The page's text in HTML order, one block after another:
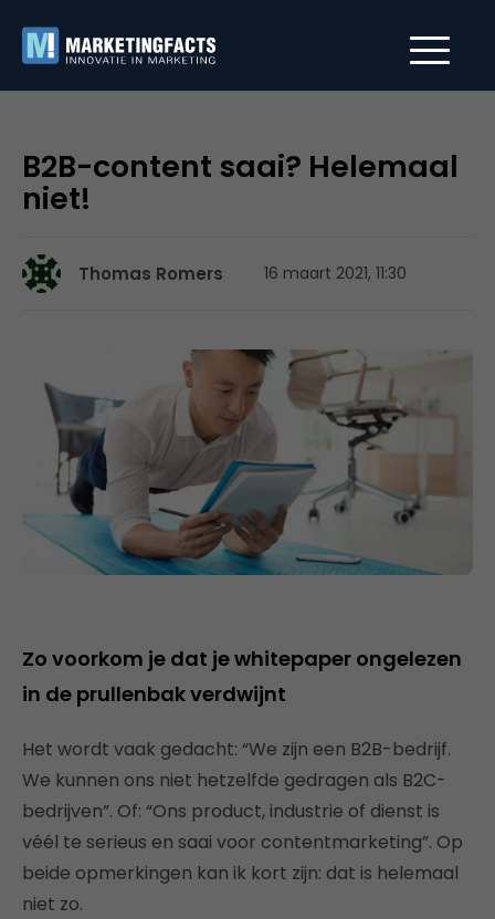
B2B-content saai? Helemaal
niet!
Thomas Romers 16 maart 2021, 11:30
Zo voorkom je dat je whitepaper ongelezen
in de prullenbak verdwijnt
Het wordt vaak gedacht: “We zijn een B2B-bedrijf.
We kunnen ons niet hetzelfde gedragen als B2C-
bedrijven”. Of: “Ons product, industrie of dienst is
véél te serieus en saai voor contentmarketing”. Op
beide opmerkingen kan ik kort zijn: dat is helemaal
niet zo.